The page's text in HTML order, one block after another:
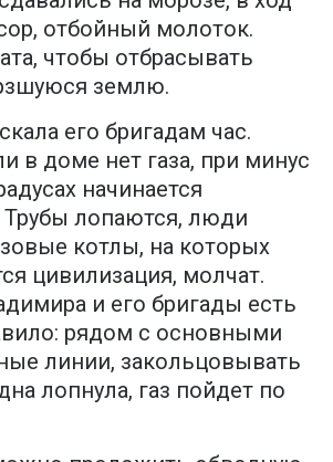
отбойный молоток.
чтобы отбрасывать
землю.
его бригадам час.
в доме нет газа, при минус
начинается
Трубы лопаются, люди
котлы, на которых
цивилизация, молчат.
и его бригады есть
рядом с основными
линии, закольцовывать
лопнула, газ пойдет по